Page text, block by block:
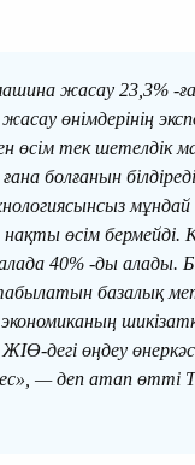
жасау 23,3% -ға
өнімдерінің
өсім тек
болғанын
нақты өсім бермейді.
40% -ды алады.
базалық
дегі өңдеу
— деп атап өтті